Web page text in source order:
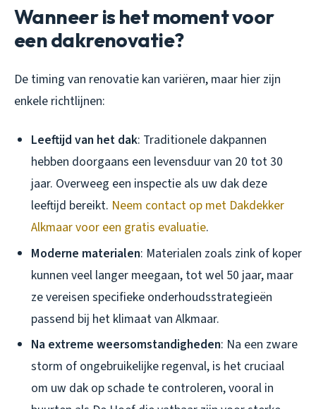
Wanneer is het moment voor
een dakrenovatie?
De timing van renovatie kan variëren, maar hier zijn
enkele richtlijnen:
Leeftijd van het dak: Traditionele dakpannen
hebben doorgaans een levensduur van 20 tot 30
jaar. Overweeg een inspectie als uw dak deze
leeftijd bereikt. Neem contact op met Dakdekker
Alkmaar voor een gratis evaluatie.
Moderne materialen: Materialen zoals zink of koper
kunnen veel langer meegaan, tot wel 50 jaar, maar
ze vereisen specifieke onderhoudsstrategieën
passend bij het klimaat van Alkmaar.
Na extreme weersomstandigheden: Na een zware
storm of ongebruikelijke regenval, is het cruciaal
om uw dak op schade te controleren, vooral in